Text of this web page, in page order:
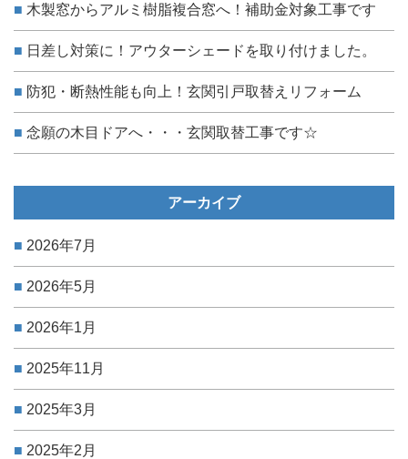
木製窓からアルミ樹脂複合窓へ！補助金対象工事です
日差し対策に！アウターシェードを取り付けました。
防犯・断熱性能も向上！玄関引戸取替えリフォーム
念願の木目ドアへ・・・玄関取替工事です☆
アーカイブ
2026年7月
2026年5月
2026年1月
2025年11月
2025年3月
2025年2月